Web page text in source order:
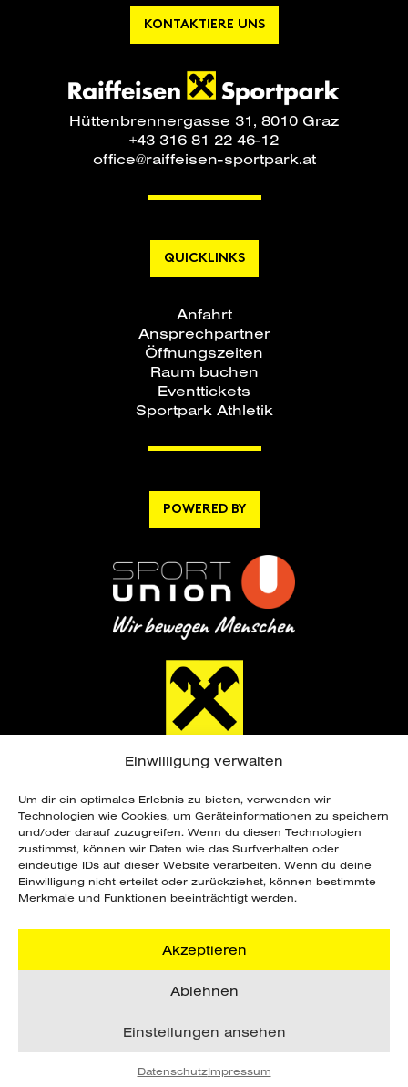
Einwilligung verwalten
Um dir ein optimales Erlebnis zu bieten, verwenden wir
Technologien wie Cookies, um Geräteinformationen zu speichern
und/oder darauf zuzugreifen. Wenn du diesen Technologien
zustimmst, können wir Daten wie das Surfverhalten oder
eindeutige IDs auf dieser Website verarbeiten. Wenn du deine
Einwilligung nicht erteilst oder zurückziehst, können bestimmte
Merkmale und Funktionen beeinträchtigt werden.
Akzeptieren
Ablehnen
Einstellungen ansehen
DatenschutzImpressum
KONTAKTIERE UNS
Hüttenbrennergasse 31, 8010 Graz
+43 316 81 22 46-12
office@raiffeisen-sportpark.at
QUICKLINKS
Anfahrt
Ansprechpartner
Öffnungszeiten
Raum buchen
Eventtickets
Sportpark Athletik
POWERED BY
Copyright ©2026 Sportunion Steiermark. Alle
Rechte vorbehalten. Webdesign by
DATENSCHUTZ
IMPRESSUM